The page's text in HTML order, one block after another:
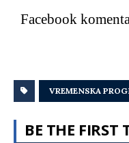
Facebook
VREMENSKA
BE THE FIRST